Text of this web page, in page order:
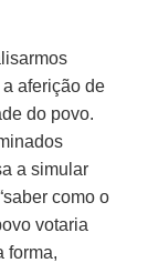
aferição de
do povo.
a simular
como o
votaria
forma,